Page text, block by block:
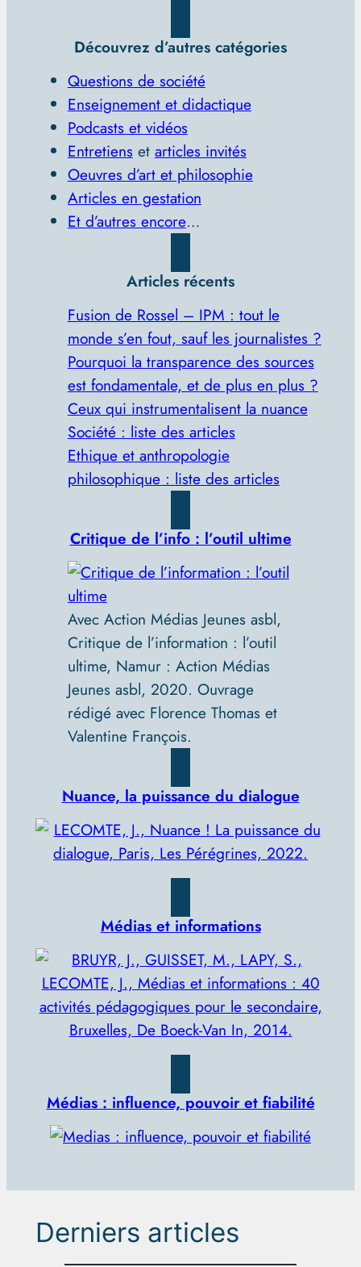
Découvrez d’autres catégories
Questions de société
Enseignement et didactique
Podcasts et vidéos
Entretienset articles invités
Oeuvres d’art et philosophie
Articles en gestation
Et d’autres encore…
Articles récents
Fusion de Rossel – IPM : tout le
monde s’en fout, sauf les journalistes ?
Pourquoi la transparence des sources
est fondamentale, et de plus en plus ?
Ceux qui instrumentalisent la nuance
Société : liste des articles
Ethique et anthropologie
philosophique : liste des articles
Critique de l’info : l’outil ultime
Avec Action Médias Jeunes asbl,
Critique de l’information : l’outil
ultime, Namur : Action Médias
Jeunes asbl, 2020. Ouvrage
rédigé avec Florence Thomas et
Valentine François.
Nuance, la puissance du dialogue
Médias et informations
Médias : influence, pouvoir et fiabilité
Derniers articles